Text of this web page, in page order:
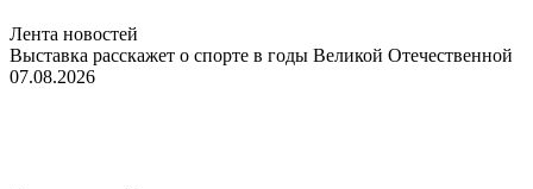
Лента новостей
Выставка расскажет о спорте в годы Великой Отечественной
07.08.2026